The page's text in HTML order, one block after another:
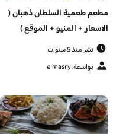
مطعم طعمية السلطان ذهبان (
الاسعار + المنيو + الموقع )
نشر منذ 5 سنوات
بواسطة: elmasry